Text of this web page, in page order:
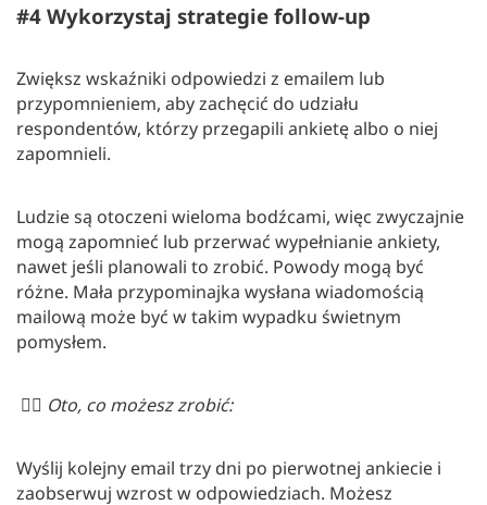
#4 Wykorzystaj strategie follow-up
Zwiększ wskaźniki odpowiedzi z emailem lub
przypomnieniem, aby zachęcić do udziału
respondentów, którzy przegapili ankietę albo o niej
zapomnieli.
Ludzie są otoczeni wieloma bodźcami, więc zwyczajnie
mogą zapomnieć lub przerwać wypełnianie ankiety,
nawet jeśli planowali to zrobić. Powody mogą być
różne. Mała przypominajka wysłana wiadomością
mailową może być w takim wypadku świetnym
pomysłem.
👉🏻 Oto, co możesz zrobić:
Wyślij kolejny email trzy dni po pierwotnej ankiecie i
zaobserwuj wzrost w odpowiedziach. Możesz